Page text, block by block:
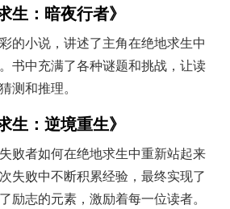
生：暗夜行者》
的小说，讲述了主角在绝地求生中
书中充满了各种谜题和挑战，让读
测和推理。
生：逆境重生》
败者如何在绝地求生中重新站起来
失败中不断积累经验，最终实现了
励志的元素，激励着每一位读者。